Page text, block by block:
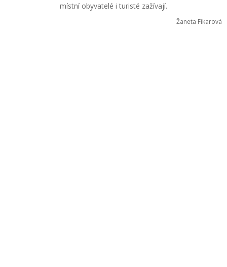
místní obyvatelé i turisté zažívají.
Žaneta Fikarová